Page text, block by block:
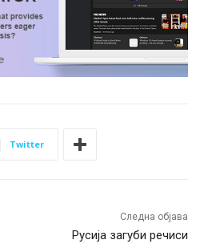
Twitter
Следна објава
Русија загуби речиси